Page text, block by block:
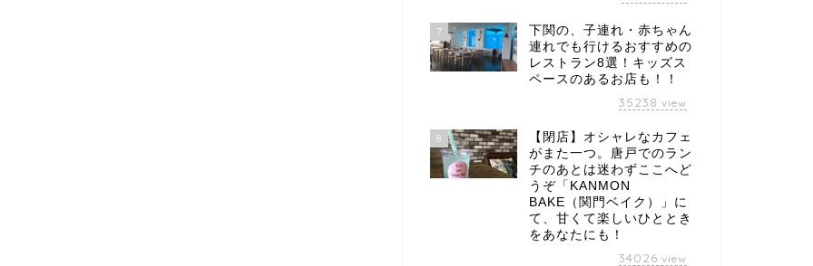
7
下関の、子連れ・赤ちゃん
連れでも行けるおすすめの
レストラン8選！キッズス
ペースのあるお店も！！
35238 view
8
【閉店】オシャレなカフェ
がまた一つ。唐戸でのラン
チのあとは迷わずここへど
うぞ「KANMON
BAKE（関門ベイク）」に
て、甘くて楽しいひととき
をあなたにも！
34026 view